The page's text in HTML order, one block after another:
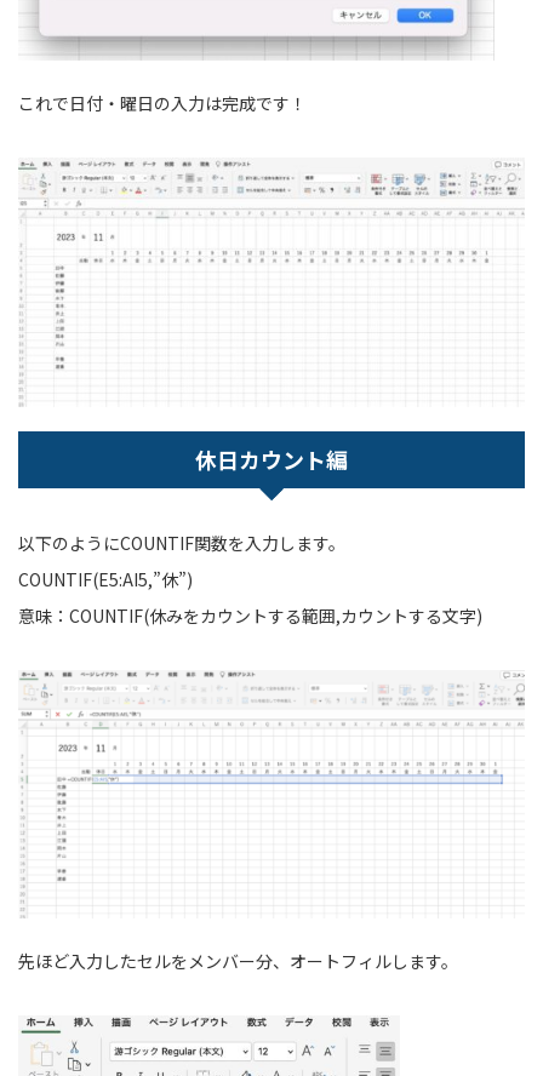
これで日付・曜日の入力は完成です！
休日カウント編
以下のようにCOUNTIF関数を入力します。
COUNTIF(E5:AI5,”休”)
意味：COUNTIF(休みをカウントする範囲,カウントする文字)
先ほど入力したセルをメンバー分、オートフィルします。